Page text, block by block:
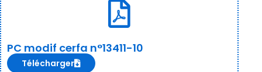
PC modif cerfa n°13411-10
Télécharger